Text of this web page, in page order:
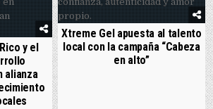
y el
alianza
Xtreme Gel apuesta al talento
local con la campaña “Cabeza
en alto”